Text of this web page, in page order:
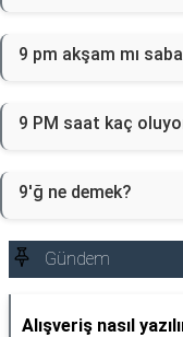
9 pm akşam mı
9 PM saat kaç
9'ğ ne demek?
Gündem
Alışveriş nasıl